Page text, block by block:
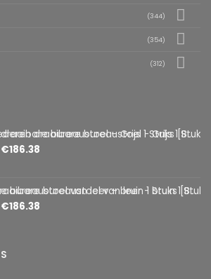
(344)
(354)
(312)
bureaustoel – Grijs 1 Stuks [BMD1107GY]
€186.38
van leer – bruin 1 Stuks [BMD1107BR]
€186.38